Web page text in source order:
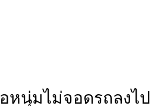
หนุ่มไม่จอดรถลงไป